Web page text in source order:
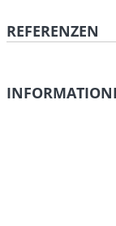
REFERENZEN
https://